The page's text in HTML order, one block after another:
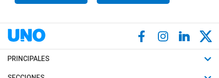
PRINCIPALES